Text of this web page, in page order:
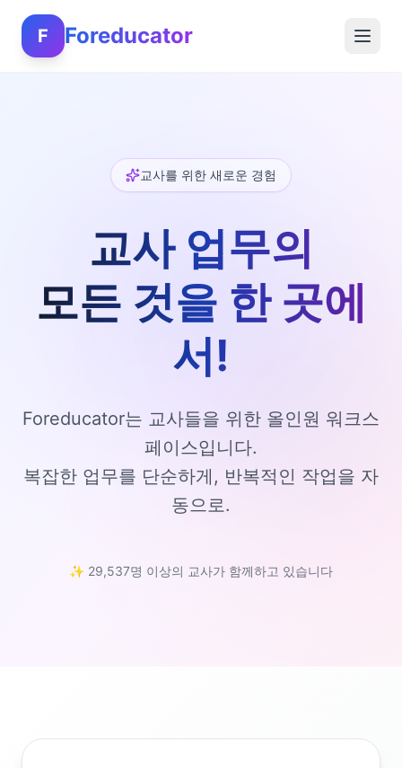
F Foreducator
교사를 위한 새로운 경험
교사 업무의
모든 것을 한 곳에
서!
Foreducator는 교사들을 위한 올인원 워크스
페이스입니다.
복잡한 업무를 단순하게, 반복적인 작업을 자
동으로.
✨ 29,537명 이상의 교사가 함께하고 있습니다